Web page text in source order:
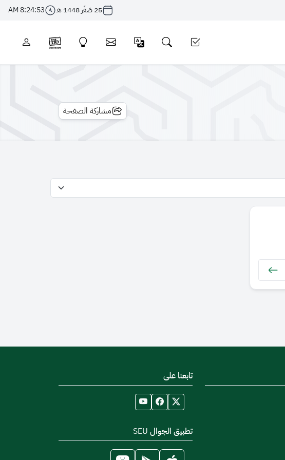
25 صَفَر 1448 هـ 8:24:53 AM
مشاركة الصفحة
تابعنا على
تطبيق الجوال SEU